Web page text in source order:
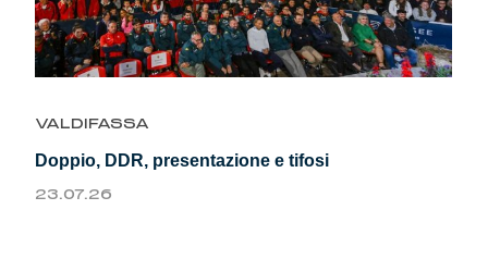
Helan x Genoa
Isolani x Genoa
Gift Card Online Store
VALDIFASSA
Doppio, DDR, presentazione e tifosi
23.07.26